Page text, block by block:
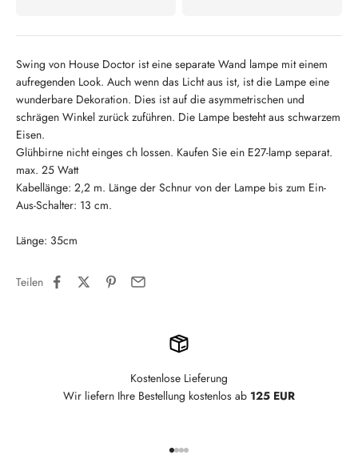
Swing von House Doctor ist eine separate Wand lampe mit einem
aufregenden Look. Auch wenn das Licht aus ist, ist die Lampe eine
wunderbare Dekoration. Dies ist auf die asymmetrischen und
schrägen Winkel zurück zuführen. Die Lampe besteht aus schwarzem
Eisen.
Glühbirne nicht einges ch lossen. Kaufen Sie ein E27-lamp separat.
max. 25 Watt
Kabellänge: 2,2 m. Länge der Schnur von der Lampe bis zum Ein-
Aus-Schalter: 13 cm.
Länge: 35cm
Teilen
Kostenlose Lieferung
Wir liefern Ihre Bestellung kostenlos ab 125 EUR